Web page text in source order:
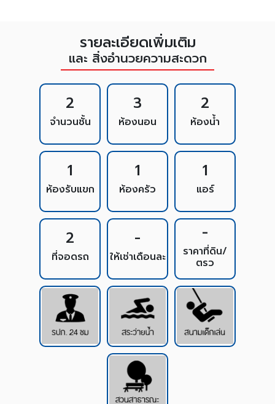
รายละเอียดเพิ่มเติม
และ สิ่งอำนวยความสะดวก
2
จำนวนชั้น
3
ห้องนอน
2
ห้องน้ำ
1
ห้องรับแขก
1
ห้องครัว
1
แอร์
2
ที่จอดรถ
-
ให้เช่าเดือนละ
-
ราคาที่ดิน/
ตรว